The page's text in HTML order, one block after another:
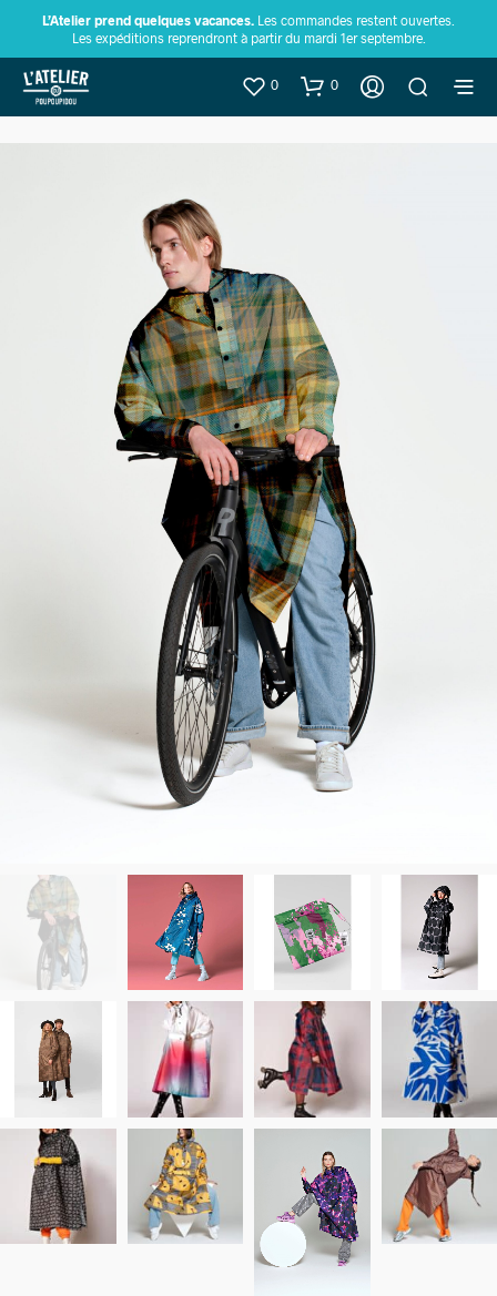
L’Atelier prend quelques vacances. Les commandes restent ouvertes.
Les expéditions reprendront à partir du mardi 1er septembre.
0 0